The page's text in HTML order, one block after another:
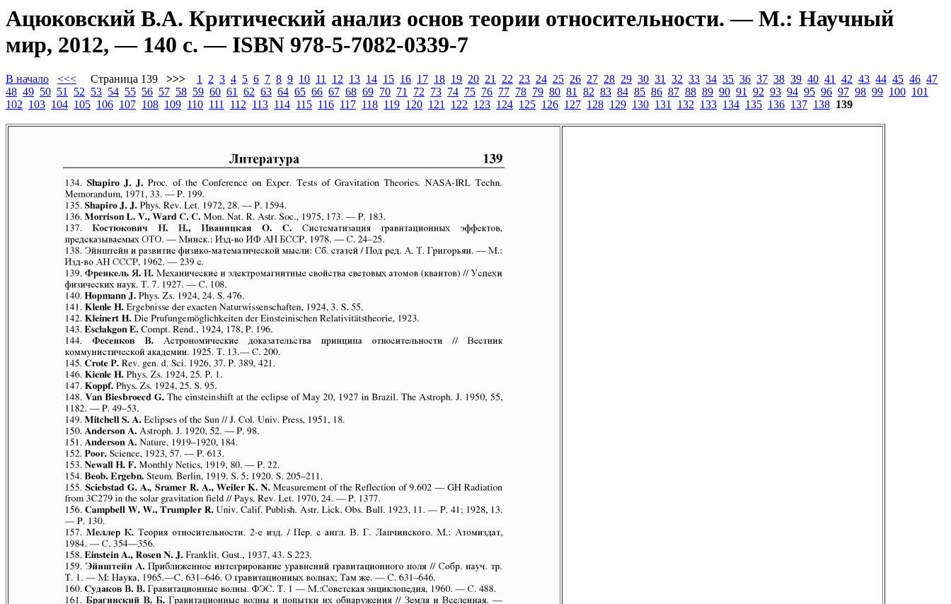
Ацюковский В.А. Критический анализ основ теории относительности. — М.: Научный
мир, 2012, — 140 с. — ISBN 978-5-7082-0339-7
В начало <<< Страница 139 >>> 1 2 3 4 5 6 7 8 9 10 11 12 13 14 15 16 17 18 19 20 21 22 23 24 25 26 27 28 29 30 31 32 33 34 35 36 37 38 39 40 41 42 43 44 45 46 47
48 49 50 51 52 53 54 55 56 57 58 59 60 61 62 63 64 65 66 67 68 69 70 71 72 73 74 75 76 77 78 79 80 81 82 83 84 85 86 87 88 89 90 91 92 93 94 95 96 97 98 99 100 101
102 103 104 105 106 107 108 109 110 111 112 113 114 115 116 117 118 119 120 121 122 123 124 125 126 127 128 129 130 131 132 133 134 135 136 137 138 139